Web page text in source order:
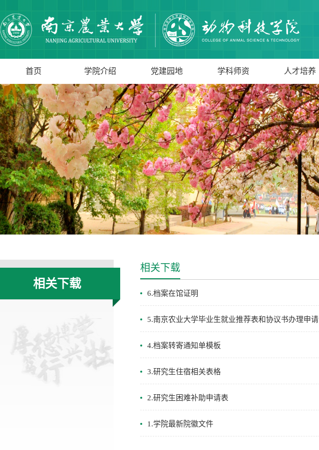
首页 学院介绍 党建园地 学科师资 人才培养
相关下载
相关下载
6.档案在馆证明
5.南京农业大学毕业生就业推荐表和协议书办理申请
4.档案转寄通知单模板
3.研究生住宿相关表格
2.研究生困难补助申请表
1.学院最新院徽文件